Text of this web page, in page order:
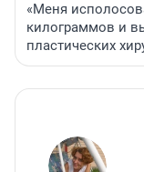
«Меня
килограммов и
пластических